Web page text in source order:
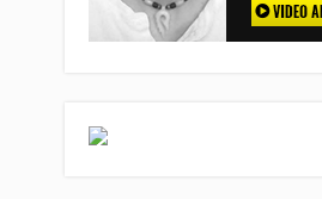
comment
By using this form you agree